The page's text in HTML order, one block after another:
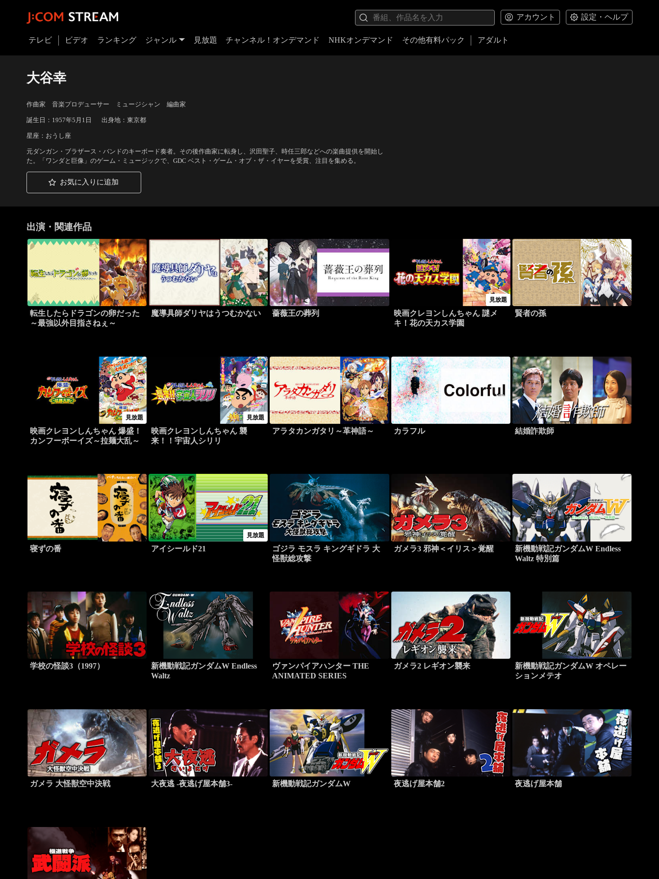
アカウント 設定・ヘルプ
テレビ ビデオ ランキング ジャンル 見放題 チャンネル！オンデマンド NHKオンデマンド その他有料パック アダルト
大谷幸
作曲家 音楽プロデューサー ミュージシャン 編曲家
誕生日：1957年5月1日 出身地：東京都
星座：おうし座
元ダンガン・ブラザース・バンドのキーボード奏者。その後作曲家に転身し、沢田聖子、時任三郎などへの楽曲提供を開始し
た。「ワンダと巨像」のゲーム・ミュージックで、GDC ベスト・ゲーム・オブ・ザ・イヤーを受賞、注目を集める。
お気に入りに追加
出演・関連作品
転生したらドラゴンの卵だった
～最強以外目指さねぇ～
魔導具師ダリヤはうつむかない 薔薇王の葬列
見放題
映画クレヨンしんちゃん 謎メ
キ！花の天カス学園
賢者の孫
見放題
映画クレヨンしんちゃん 爆盛！
カンフーボーイズ～拉麺大乱～
見放題
映画クレヨンしんちゃん 襲
来！！宇宙人シリリ
アラタカンガタリ～革神語～ カラフル 結婚詐欺師
寝ずの番
見放題
アイシールド21
ゴジラ モスラ キングギドラ 大
怪獣総攻撃
ガメラ3 邪神＜イリス＞覚醒
新機動戦記ガンダムW Endless
Waltz 特別篇
学校の怪談3（1997）
新機動戦記ガンダムW Endless
Waltz
ヴァンパイアハンター THE
ANIMATED SERIES
ガメラ2 レギオン襲来
新機動戦記ガンダムW オペレー
ションメテオ
ガメラ 大怪獣空中決戦 大夜逃 -夜逃げ屋本舗3- 新機動戦記ガンダムW 夜逃げ屋本舗2 夜逃げ屋本舗